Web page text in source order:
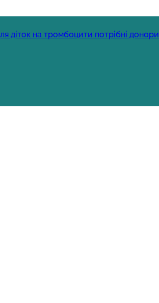
діток на тромбоцити потрібні донори